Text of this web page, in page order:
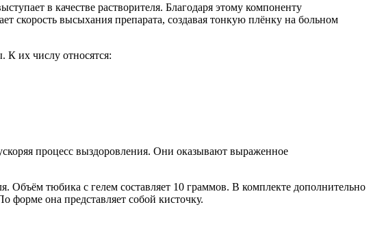
в качестве растворителя. Благодаря этому компоненту
скорость высыхания препарата, создавая тонкую плёнку на больном
К их числу относятся:
процесс выздоровления. Они оказывают выраженное
тюбика с гелем составляет 10 граммов. В комплекте дополнительно
форме она представляет собой кисточку.